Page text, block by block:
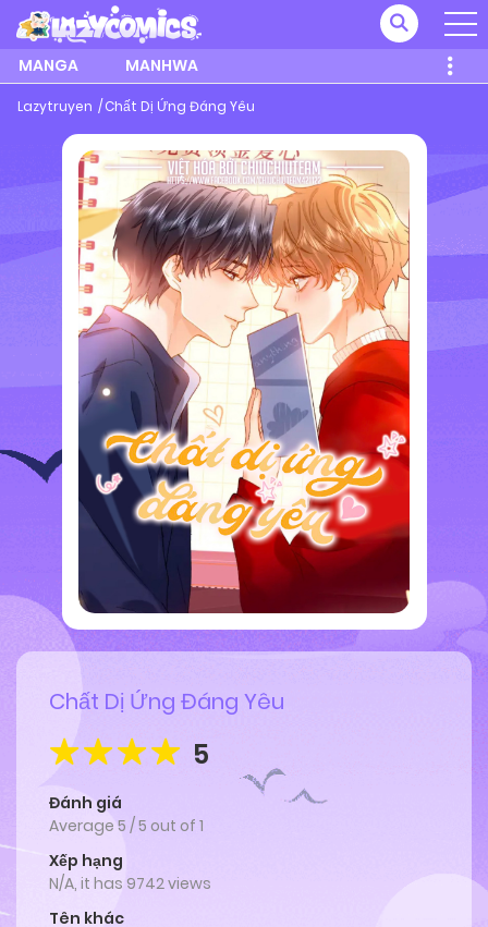
MANGA MANHWA
Lazytruyen Chất Dị Ứng Đáng Yêu
Chất Dị Ứng Đáng Yêu
5
Đánh giá
Average 5 /5 out of 1
Xếp hạng
N/A, it has 9742 views
Tên khác